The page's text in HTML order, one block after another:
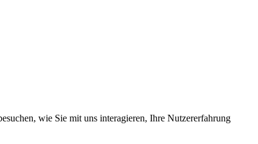
wie Sie mit uns interagieren, Ihre Nutzererfahrung